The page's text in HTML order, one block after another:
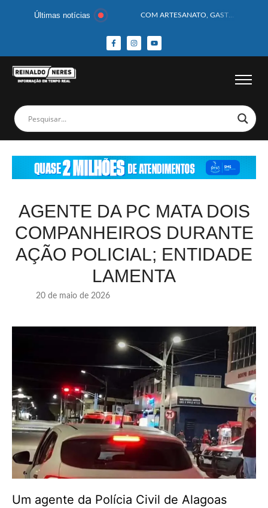
Últimas notícias
HOMEM CAI DE CACHOEIRA DE 40 METROS AO TENTAR FAZER FOTO
CORPOS DAS SEIS VÍTIMAS DE ACIDENTE COM LANCHA SÃO VELADOS; SAIBA COMO FOI
AGENTE DA PC MATA DOIS
COMPANHEIROS DURANTE
AÇÃO POLICIAL; ENTIDADE
LAMENTA
20 de maio de 2026
Um agente da Polícia Civil de Alagoas